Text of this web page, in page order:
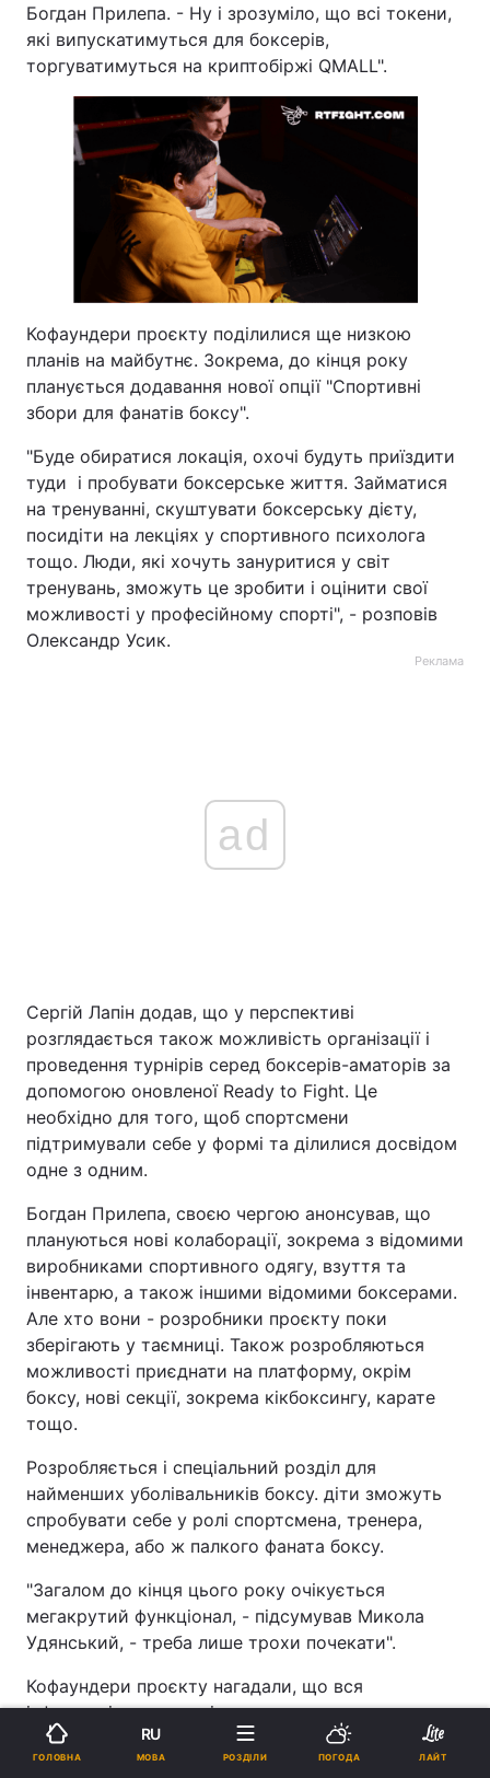
Богдан Прилепа. - Ну і зрозуміло, що всі токени,
які випускатимуться для боксерів,
торгуватимуться на криптобіржі QMALL".
Кофаундери проєкту поділилися ще низкою
планів на майбутнє. Зокрема, до кінця року
планується додавання нової опції "Спортивні
збори для фанатів боксу".
"Буде обиратися локація, охочі будуть приїздити
туди і пробувати боксерське життя. Займатися
на тренуванні, скуштувати боксерську дієту,
посидіти на лекціях у спортивного психолога
тощо. Люди, які хочуть зануритися у світ
тренувань, зможуть це зробити і оцінити свої
можливості у професійному спорті", - розповів
Олександр Усик.
Реклама
ad
Сергій Лапін додав, що у перспективі
розглядається також можливість організації і
проведення турнірів серед боксерів-аматорів за
допомогою оновленої Ready to Fight. Це
необхідно для того, щоб спортсмени
підтримували себе у формі та ділилися досвідом
одне з одним.
Богдан Прилепа, своєю чергою анонсував, що
плануються нові колаборації, зокрема з відомими
виробниками спортивного одягу, взуття та
інвентарю, а також іншими відомими боксерами.
Але хто вони - розробники проєкту поки
зберігають у таємниці. Також розробляються
можливості приєднати на платформу, окрім
боксу, нові секції, зокрема кікбоксингу, карате
тощо.
Розробляється і спеціальний розділ для
найменших уболівальників боксу. діти зможуть
спробувати себе у ролі спортсмена, тренера,
менеджера, або ж палкого фаната боксу.
"Загалом до кінця цього року очікується
мегакрутий функціонал, - підсумував Микола
Удянський, - треба лише трохи почекати".
Кофаундери проєкту нагадали, що вся
інформація є на сторінках проєкту в
соцмережах. Тим, хто має питання до
організаторів та амбасадорів проєкту радять
ГОЛОВНА
RU
МОВА РОЗДІЛИ ПОГОДА ЛАЙТ